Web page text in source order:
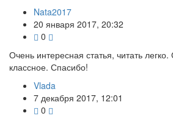
Nata2017
20 января 2017, 20:32
0
Очень интересная статья, читать
классное. Спасибо!
Vlada
7 декабря 2017, 12:01
0